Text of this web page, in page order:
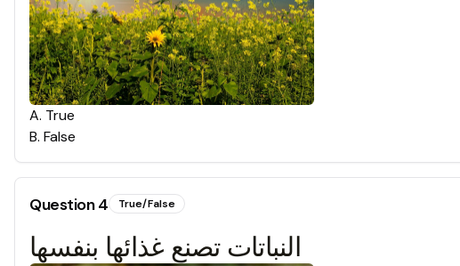
A. True
B. False
Question4 True/False
النباتات تصنع غذائها بنفسها